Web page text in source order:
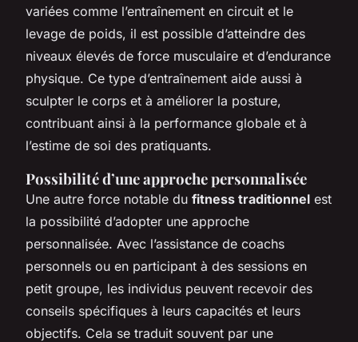
variées comme l’entraînement en circuit et le
levage de poids, il est possible d’atteindre des
niveaux élevés de force musculaire et d’endurance
physique. Ce type d’entraînement aide aussi à
sculpter le corps et à améliorer la posture,
contribuant ainsi à la performance globale et à
l’estime de soi des pratiquants.
Possibilité d’une approche personnalisée
Une autre force notable du fitness traditionnel est
la possibilité d’adopter une approche
personnalisée. Avec l’assistance de coachs
personnels ou en participant à des sessions en
petit groupe, les individus peuvent recevoir des
conseils spécifiques à leurs capacités et leurs
objectifs. Cela se traduit souvent par une